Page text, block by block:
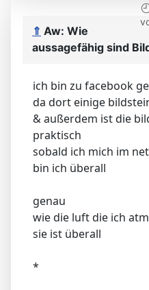
⇑ Aw: Wie
aussagefähig sind
ich bin zu facebook
da dort einige
& außerdem ist die
praktisch
sobald ich mich im
bin ich überall
genau
wie die luft die ich
sie ist überall
*